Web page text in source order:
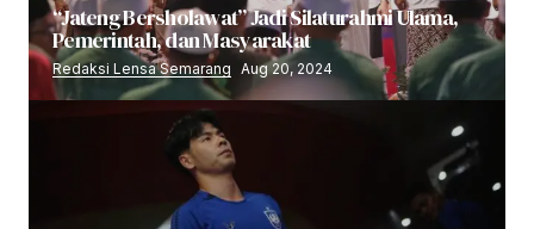
“Jateng Bersholawat” Jadi Silaturahmi Ulama,
Pemerintah, dan Masyarakat
Redaksi Lensa Semarang Aug 20, 2024